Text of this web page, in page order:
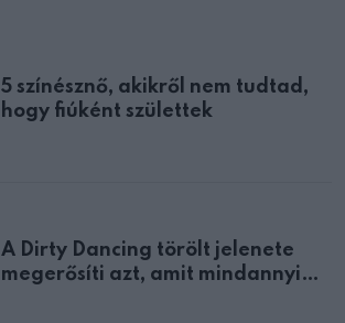
5 színésznő, akikről nem tudtad,
hogy fiúként születtek
A Dirty Dancing törölt jelenete
megerősíti azt, amit mindannyian